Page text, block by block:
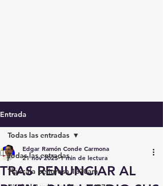
Entrada
Todas las entradas
Tlaxcala peligrosa 1370am
Todas las entradas
TRAS RENUNCIAR AL
Edgar Ramón Conde Carmona
21 nov 2025 1 min de lectura